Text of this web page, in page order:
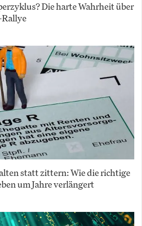
Die harte Wahrheit über
statt zittern: Wie die richtige
um Jahre verlängert